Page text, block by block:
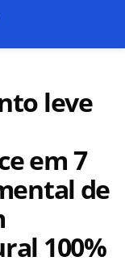
leve
em 7
de
100%